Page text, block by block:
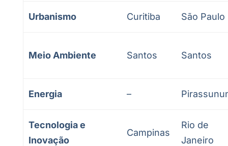
Urbanismo Curitiba São Paulo
Meio Ambiente Santos Santos
Energia –
Tecnologia e
Inovação
Campinas
Rio de
Janeiro